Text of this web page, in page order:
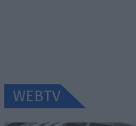
WEBTV